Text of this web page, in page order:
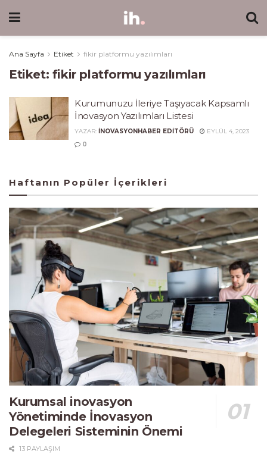
Ana Sayfa Etiket fikir platformu yazılımları
Etiket: fikir platformu yazılımları
Kurumunuzu İleriye Taşıyacak Kapsamlı
İnovasyon Yazılımları Listesi
YAZAR: INOVASYONHABER EDITÖRÜ
EYLÜL 4, 2023
0
Haftanın Popüler İçerikleri
Kurumsal inovasyon
Yönetiminde İnovasyon
Delegeleri Sisteminin Önemi
13 PAYLAŞIM